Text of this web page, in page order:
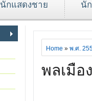
นักแสดงชาย นั
Home » พ.ศ.
พลเมือ